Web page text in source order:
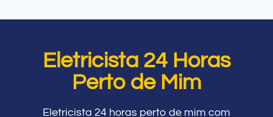
Eletricista 24 Horas
Perto de Mim
Eletricista 24 horas perto de mim com